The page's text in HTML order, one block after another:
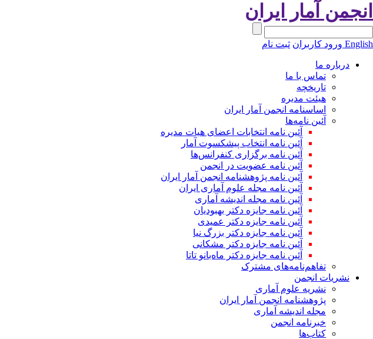
انجمن آمار ایران
English ورود کاربران ثبت نام
درباره ما
تماس با ما
تاریخچه
هیئت مدیره
اساسنامه انجمن آمار ایران
آئین نامه‌ها
آئین نامه انتخابات اعضای هیات مدیره
آئین نامه انتخاب پیشکسوت آمار
آئین نامه برگزاری کنفرانس‌ها
آئین نامه عضویت در انجمن
آئین نامه پژوهشنامه انجمن آمار ایران
آئین نامه مجله علوم آماری ایران
آئین نامه مجله اندیشه آماری
آئین‌ نامه جایزه دکتر بهبودیان
آئین نامه جایزه دکتر عمیدی
آئین نامه جایزه دکتر بزرگ نیا
آئین نامه جایزه دکتر مشکانی
آئین نامه جایزه دکتر ماه‌بانو تاتا
تفاهم‌نامه‌های مشترک
نشریات انجمن
نشریه علوم آماری
پژوهشنامه انجمن آمار ایران
مجله اندیشه آماری
خبرنامه انجمن
کتاب‌ها